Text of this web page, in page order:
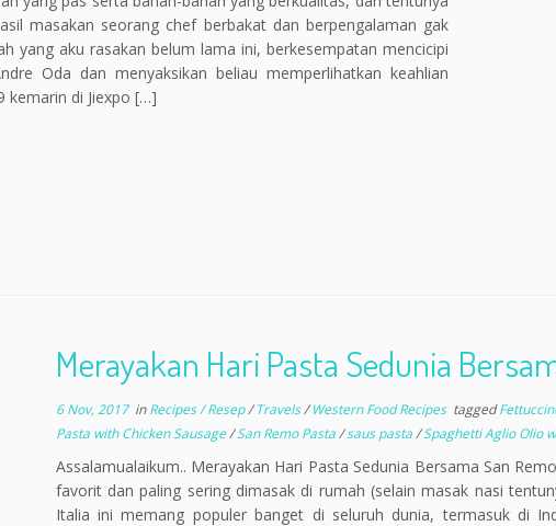
masakan seorang chef berbakat dan berpengalaman gak
yang aku rasakan belum lama ini, berkesempatan mencicipi
Oda dan menyaksikan beliau memperlihatkan keahlian
kemarin di Jiexpo […]
Merayakan Hari Pasta Sedunia
6 Nov, 2017inRecipes / Resep/Travels/Western Food Recipes tagged
Pasta with Chicken Sausage/San Remo Pasta/saus pasta/Spaghetti Aglio Olio
Assalamualaikum.. Merayakan Hari Pasta Sedunia Bersama San
favorit dan paling sering dimasak di rumah (selain masak nasi
Italia ini memang populer banget di seluruh dunia, termasuk di